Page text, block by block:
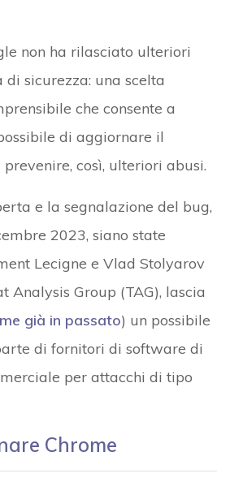
non ha rilasciato ulteriori
sicurezza: una scelta
che consente a
di aggiornare il
così, ulteriori abusi.
e la segnalazione del bug,
2023, siano state
Lecigne e Vlad Stolyarov
Analysis Group (TAG), lascia
già in passato) un possibile
di fornitori di software di
per attacchi di tipo
Chrome